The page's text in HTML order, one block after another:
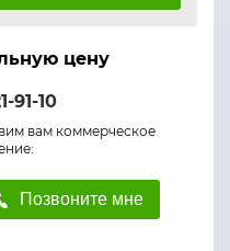
цену
91-10
вам коммерческое
Позвоните мне